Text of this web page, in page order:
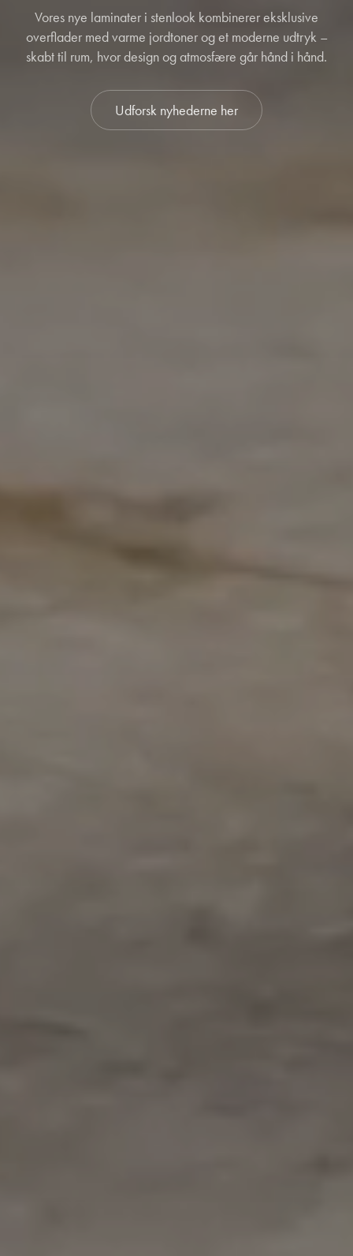
Vores nye laminater i stenlook kombinerer eksklusive
overflader med varme jordtoner og et moderne udtryk –
skabt til rum, hvor design og atmosfære går hånd i hånd.
Udforsk nyhederne her